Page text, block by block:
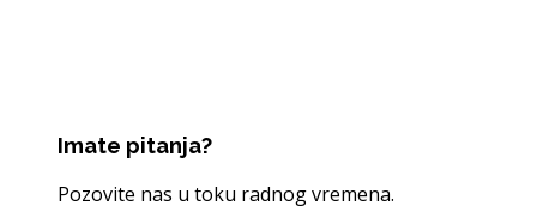
Imate pitanja?
Pozovite nas u toku radnog vremena.